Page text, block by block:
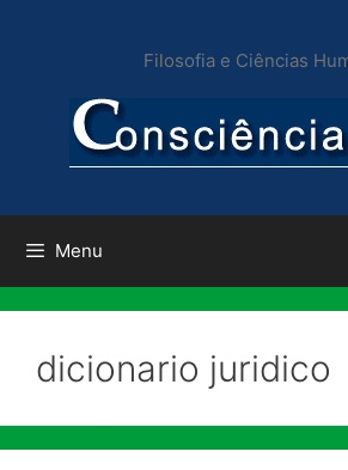
conteúdo
Filosofia e Ciências
Menu
dicionario juridico